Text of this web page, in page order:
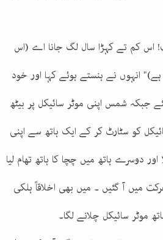
اس کم تے کہڑا سال لگ جانا اے (اس
انہوں نے ہنستے ہوئے کہا اور خود
جبکہ شمس اپنی موٹر سائیکل پر بیٹھ
کو سٹارٹ کر کے ایک ہاتھ سے اپنی
اور دوسرے ہاتھ میں چچا کا ہاتھ تھام لیا
میں آ گئیں ۔ میں بھی اخلاقاً ہلکی
موٹر سائیکل چلانے لگا۔